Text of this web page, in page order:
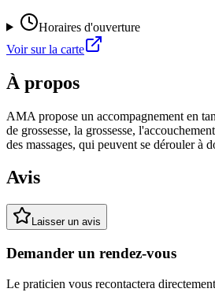
Horaires d'ouverture
Voir sur la carte
À propos
AMA propose un accompagnement en
de grossesse, la grossesse,
des massages, qui peuvent se dérouler à
Avis
Laisser un avis
Demander un rendez-vous
Le praticien vous recontactera